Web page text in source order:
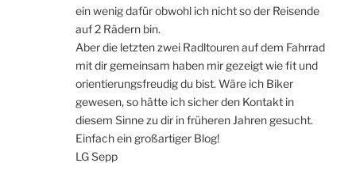
ein wenig dafür obwohl ich nicht so der Reisende
auf 2 Rädern bin.
Aber die letzten zwei Radltouren auf dem Fahrrad
mit dir gemeinsam haben mir gezeigt wie fit und
orientierungsfreudig du bist. Wäre ich Biker
gewesen, so hätte ich sicher den Kontakt in
diesem Sinne zu dir in früheren Jahren gesucht.
Einfach ein großartiger Blog!
LG Sepp